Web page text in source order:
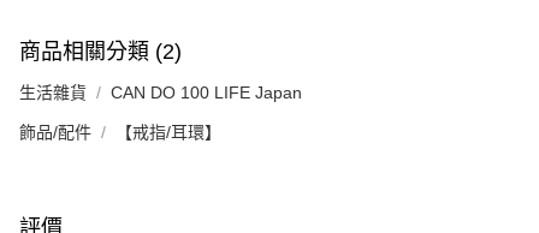
商品相關分類 (2)
生活雜貨 CAN DO 100 LIFE Japan
飾品/配件 【戒指/耳環】
評價